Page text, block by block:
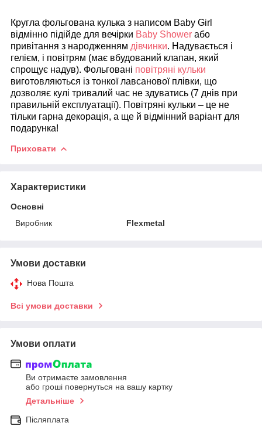
Кругла фольгована кулька з написом Baby Girl
відмінно підійде для вечірки Baby Shower або
привітання з народженням дівчинки. Надувається і
гелієм, і повітрям (має вбудований клапан, який
спрощує надув). Фольговані повітряні кульки
виготовляються із тонкої лавсанової плівки, що
дозволяє кулі тривалий час не здуватись (7 днів при
правильній експлуатації). Повітряні кульки – це не
тільки гарна декорація, а ще й відмінний варіант для
подарунка!
Приховати
Характеристики
Основні
Виробник
Flexmetal
Умови доставки
Нова Пошта
Всі умови доставки
Умови оплати
Ви отримаєте замовлення
або гроші повернуться на вашу картку
Детальніше
Післяплата